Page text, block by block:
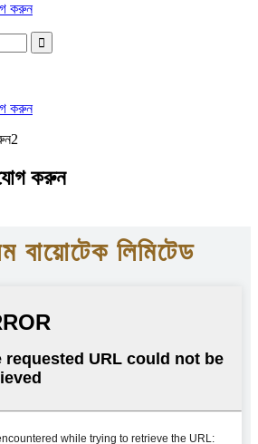
করুন
করুন
করুন
বায়োটেক লিমিটেড